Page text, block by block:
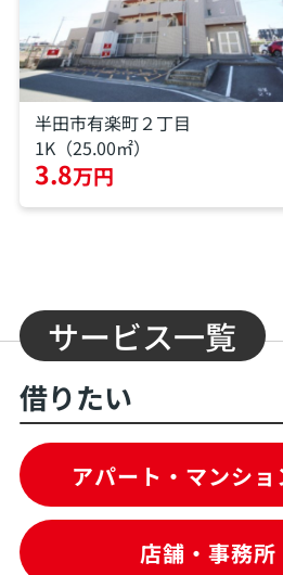
半田市有楽町２丁目
1K（25.00㎡）
3.8万円
サービス一覧
借りたい
アパート・マンシ
店舗・事務